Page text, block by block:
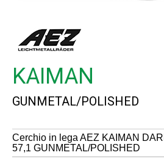
KAIMAN
GUNMETAL/POLISHED
Cerchio in lega AEZ KAIMAN
57,1 GUNMETAL/POLISHED